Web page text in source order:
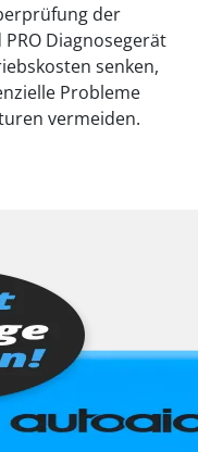
der
Diagnosegerät
senken,
Probleme
vermeiden.